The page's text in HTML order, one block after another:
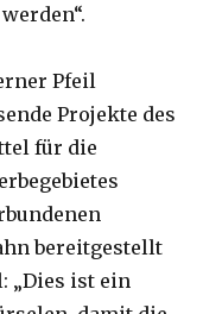
Pfeil
Projekte des
für die
bereitgestellt
„Dies ist ein